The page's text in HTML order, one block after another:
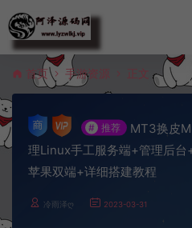
首页 手游资源 正文
# 推荐
MT3换皮
理Linux手工服务端+管理后
苹果双端+详细搭建教程
冷雨泽ღ 2023-03-31